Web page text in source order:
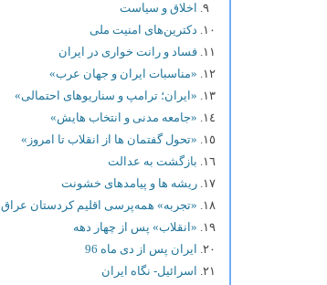
اخلاق و سیاست
دکترین‌های امنیت ملی
فساد و رانت خواری در ایران
«مناسبات ایران و جهان عرب»
«ایران؛ ترامپ و سناریوهای احتمالی»
«جامعه مدنی و انتخاب هایش»
«تحول گفتمان ها از انقلاب تا امروز»
بازگشت به عدالت
ریشه ها و پیامدهای خشونت
«تجربه» همه‌پرسی اقلیم کردستان عراق
«انقلاب» پس از چهار دهه
ایران پس از دی ماه 96
اسرائیل- نگاه ایران